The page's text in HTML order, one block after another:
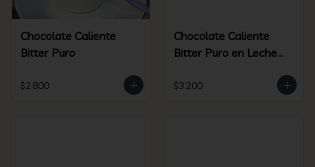
Chocolate Caliente
Bitter Puro
$2.800
Chocolate Caliente
Bitter Puro en Leche
$3.200